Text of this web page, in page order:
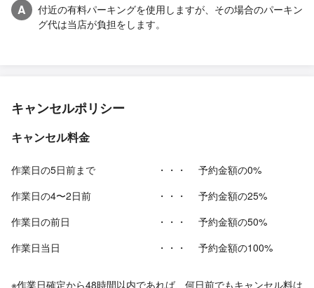
A
付近の有料パーキングを使用しますが、その場合のパーキン
グ代は当店が負担をします。
キャンセルポリシー
キャンセル料金
作業日の5日前まで ・・・
予約金額の0%
作業日の4〜2日前
・・・
予約金額の25%
作業日の前日
・・・
予約金額の50%
作業日当日
・・・ 予約金額の100%
※作業日確定から48時間以内であれば、何日前でもキャンセル料は